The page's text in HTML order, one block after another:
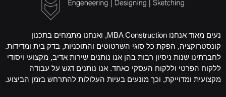
נעים מאוד אנחנו MBA Construction, ואנחנו מתמחים בתכנון
קונסטרוקציה, הפקת כל סוגי השרטוטים והתוכניות, בדק בית ומדידות.
לחברתינו שנות ניסיון רבות בהן אנו נותנים שירות אדיב, מקצועי ויסודי
ללקוח הפרטי וללקוח העסקי כאחד. אנו נותנים דגש על עבודה
מקצועית ומדוייקת, וכך מונעים בעיות העלולות להתרחש בזמן הביצוע.